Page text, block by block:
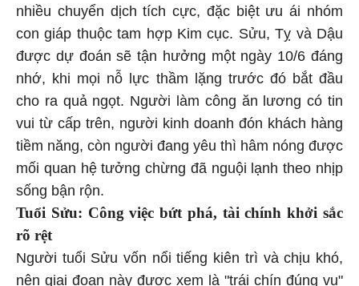
nhiều chuyển dịch tích cực, đặc biệt ưu ái nhóm
con giáp thuộc tam hợp Kim cục. Sửu, Tỵ và Dậu
được dự đoán sẽ tận hưởng một ngày 10/6 đáng
nhớ, khi mọi nỗ lực thầm lặng trước đó bắt đầu
cho ra quả ngọt. Người làm công ăn lương có tin
vui từ cấp trên, người kinh doanh đón khách hàng
tiềm năng, còn người đang yêu thì hâm nóng được
mối quan hệ tưởng chừng đã nguội lạnh theo nhịp
sống bận rộn.
Tuổi Sửu: Công việc bứt phá, tài chính khởi sắc
rõ rệt
Người tuổi Sửu vốn nổi tiếng kiên trì và chịu khó,
nên giai đoạn này được xem là "trái chín đúng vụ"